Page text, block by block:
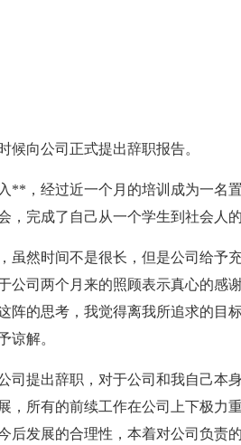
候向公司正式提出辞职报告。
**，经过近一个月的培训成为一名
，完成了自己从一个学生到社会人的
虽然时间不是很长，但是公司给予
公司两个月来的照顾表示真心的感
阵的思考，我觉得离我所追求的目
谅解。
司提出辞职，对于公司和我自己本
，所有的前续工作在公司上下极力
后发展的合理性，本着对公司负责